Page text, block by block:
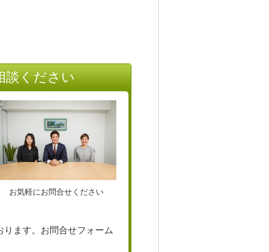
談ください
お気軽にお問合せください
ます。お問合せフォーム